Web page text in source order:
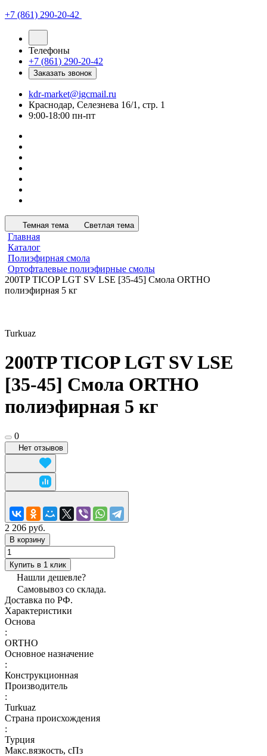
+7 (861) 290-20-42
Телефоны
+7 (861) 290-20-42
Заказать звонок
kdr-market@igcmail.ru
Краснодар, Селезнева 16/1, стр. 1
9:00-18:00 пн-пт
Темная тема Светлая тема
Главная
Каталог
Полиэфирная смола
Ортофталевые полиэфирные смолы
200TP TICOP LGT SV LSE [35-45] Смола ORTHO
полиэфирная 5 кг
Turkuaz
200TP TICOP LGT SV LSE
[35-45] Смола ORTHO
полиэфирная 5 кг
0
Нет отзывов
2 206 руб.
В корзину
Купить в 1 клик
Нашли дешевле?
Самовывоз со склада.
Доставка по РФ.
Характеристики
Основа
:
ORTHO
Основное назначение
:
Конструкционная
Производитель
:
Turkuaz
Страна происхождения
:
Турция
Макс.вязкoсть, сПз